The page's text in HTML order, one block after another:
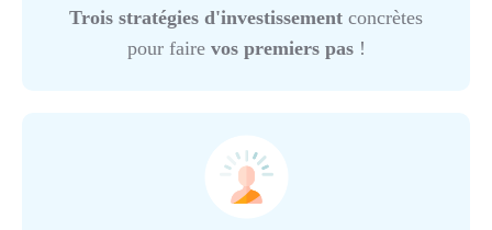
Trois stratégies d'investissement concrètes
pour faire vos premiers pas !